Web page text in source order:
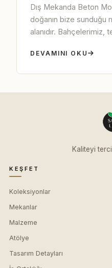
Dış Mekanda Beton
doğanın bize sunduğu
alanıdır. Bahçelerimiz,
DEVAMINI OKU
Kaliteyi
KEŞFET
Koleksiyonlar
Mekanlar
Malzeme
Atölye
Tasarım Detayları